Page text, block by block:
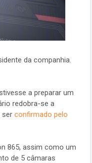
da companhia.
a preparar um
redobra-se a
ser confirmado pelo
865, assim como um
de 5 câmaras